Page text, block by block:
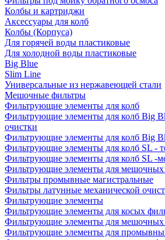
Колбы и картриджи
Аксессуары для колб
Колбы (Корпуса)
Для горячей воды пластиковые
Для холодной воды пластиковые
Big Blue
Slim Line
Универсальные из нержавеющей стали
Мешочные фильтры
Фильтрующие элементы для колб
Фильтрующие элементы для колб Big
очистки
Фильтрующие элементы для колб Big
Фильтрующие элементы для колб SL -
Фильтрующие элементы для колб SL -
Фильтрующие элементы для мешочных
Фильтры промывные магистральные
Фильтры латунные механической
Фильтрующие элементы
Фильтрующие элементы для косых
Фильтрующие элементы для мешочных
Фильтрующие элементы для